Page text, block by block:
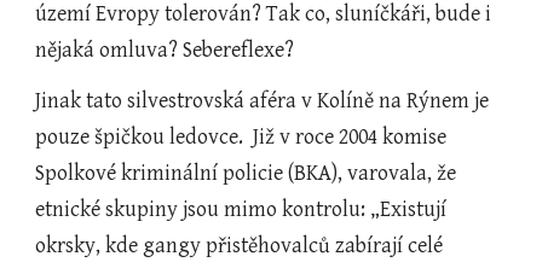
území Evropy tolerován? Tak co, sluníčkáři, bude i
nějaká omluva? Sebereflexe?
Jinak tato silvestrovská aféra v Kolíně na Rýnem je
pouze špičkou ledovce.  Již v roce 2004 komise
Spolkové kriminální policie (BKA), varovala, že
etnické skupiny jsou mimo kontrolu: „Existují
okrsky, kde gangy přistěhovalců zabírají celé